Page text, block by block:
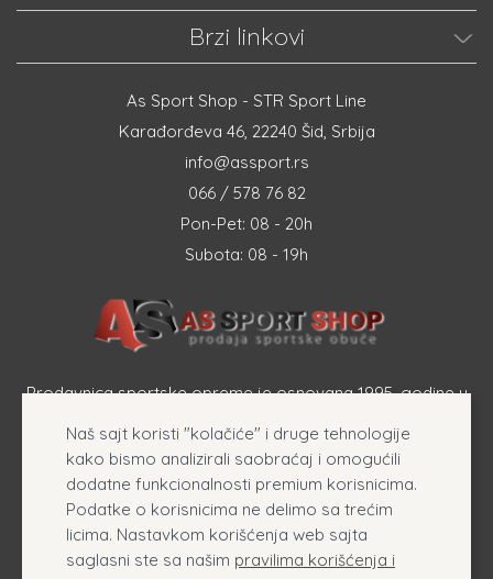
Brzi linkovi
As Sport Shop - STR Sport Line
Karađorđeva 46, 22240 Šid, Srbija
info@assport.rs
066 / 578 76 82
Pon-Pet: 08 - 20h
Subota: 08 - 19h
Prodavnica sportske opreme je osnovana 1995. godine u
opreme, originalnih patika i sportske odeće online.
Naš sajt koristi "kolačiće" i druge tehnologije
kako bismo analizirali saobraćaj i omogućili
dodatne funkcionalnosti premium korisnicima.
Podatke o korisnicima ne delimo sa trećim
licima. Nastavkom korišćenja web sajta
saglasni ste sa našim pravilima korišćenja i